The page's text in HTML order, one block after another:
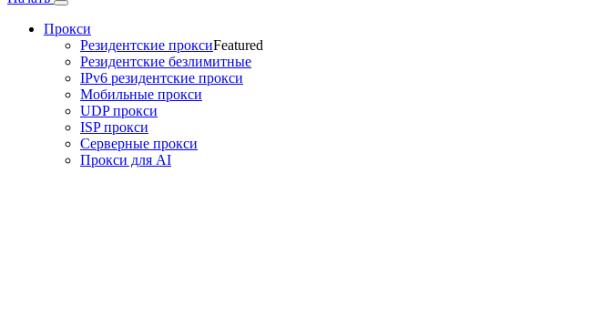
Прокси
Резидентские проксиFeatured
Резидентские безлимитные
IPv6 резидентские прокси
Мобильные прокси
UDP прокси
ISP прокси
Серверные прокси
Прокси для AI